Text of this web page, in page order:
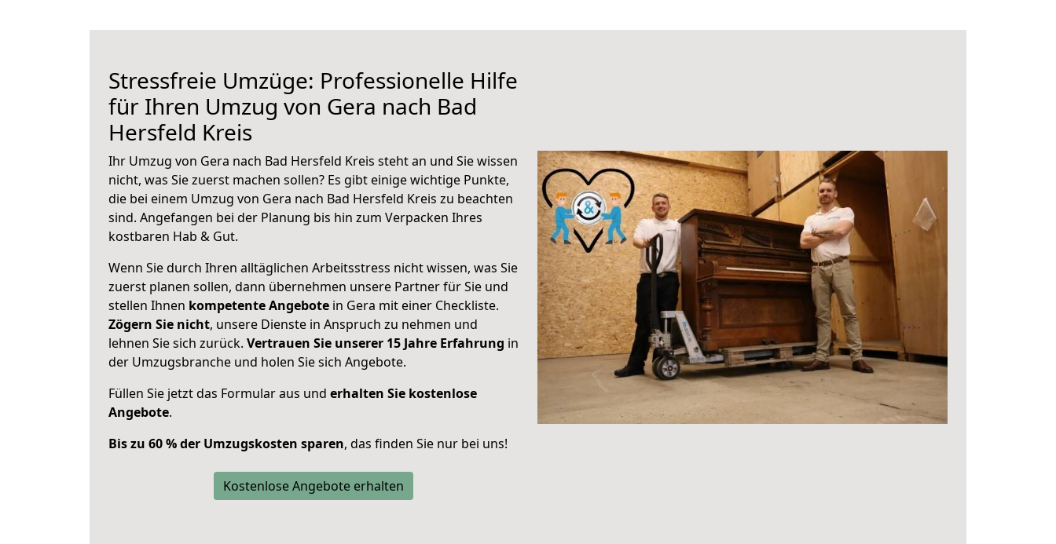
Stressfreie Umzüge: Professionelle Hilfe
für Ihren Umzug von Gera nach Bad
Hersfeld Kreis
Ihr Umzug von Gera nach Bad Hersfeld Kreis steht an und Sie wissen
nicht, was Sie zuerst machen sollen? Es gibt einige wichtige Punkte,
die bei einem Umzug von Gera nach Bad Hersfeld Kreis zu beachten
sind. Angefangen bei der Planung bis hin zum Verpacken Ihres
kostbaren Hab & Gut.
Wenn Sie durch Ihren alltäglichen Arbeitsstress nicht wissen, was Sie
zuerst planen sollen, dann übernehmen unsere Partner für Sie und
stellen Ihnen kompetente Angebote in Gera mit einer Checkliste.
Zögern Sie nicht, unsere Dienste in Anspruch zu nehmen und
lehnen Sie sich zurück. Vertrauen Sie unserer 15 Jahre Erfahrung in
der Umzugsbranche und holen Sie sich Angebote.
Füllen Sie jetzt das Formular aus und erhalten Sie kostenlose
Angebote.
Bis zu 60 % der Umzugskosten sparen, das finden Sie nur bei uns!
Kostenlose Angebote erhalten